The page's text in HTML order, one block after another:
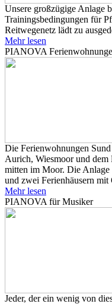
Unsere großzügige Anlage
Trainingsbedingungen für
Reitwegenetz lädt zu
Mehr lesen
PIANOVA
Die Ferienwohnungen
Aurich, Wiesmoor und dem
mitten im Moor. Die Anlage
und zwei Ferienhäusern mit
Mehr lesen
PIANOVA für Musiker
Jeder, der ein wenig von